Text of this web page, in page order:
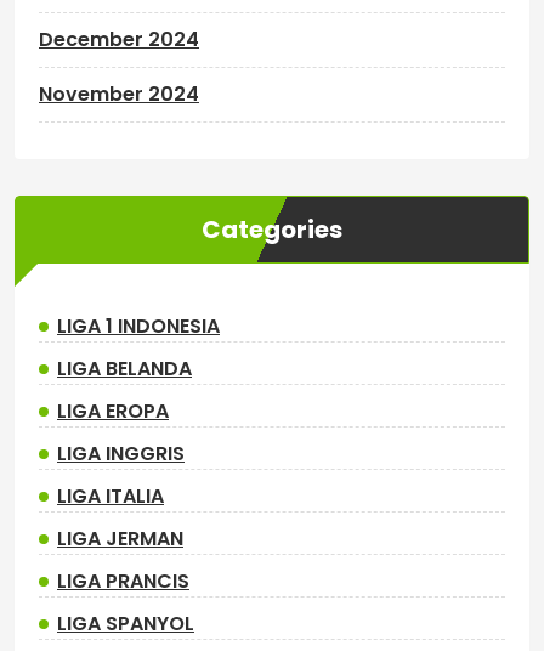
December 2024
November 2024
Categories
LIGA 1 INDONESIA
LIGA BELANDA
LIGA EROPA
LIGA INGGRIS
LIGA ITALIA
LIGA JERMAN
LIGA PRANCIS
LIGA SPANYOL